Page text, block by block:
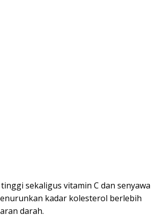
sekaligus vitamin C dan senyawa
kadar kolesterol berlebih
darah.